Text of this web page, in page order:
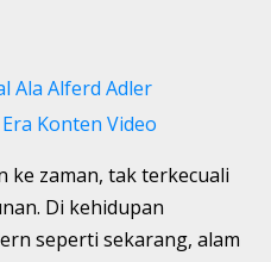
Ala Alferd Adler
Konten Video
ke zaman, tak terkecuali
Di kehidupan
seperti sekarang, alam